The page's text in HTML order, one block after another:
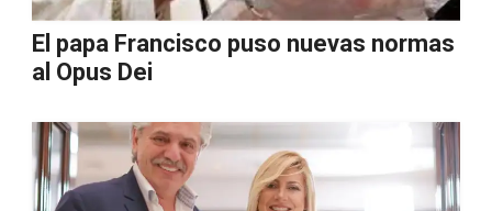
El papa Francisco puso nuevas normas
al Opus Dei